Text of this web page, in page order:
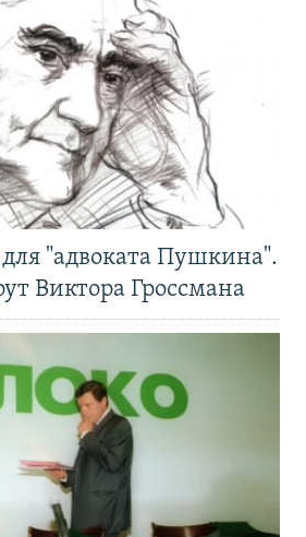
"адвоката Пушкина".
Виктора Гроссмана